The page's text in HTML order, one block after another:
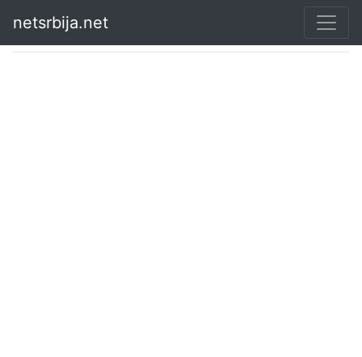
netsrbija.net